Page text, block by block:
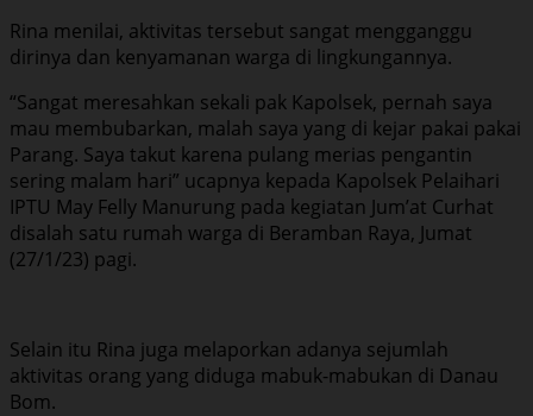
Rina menilai, aktivitas tersebut sangat mengganggu
dirinya dan kenyamanan warga di lingkungannya.
“Sangat meresahkan sekali pak Kapolsek, pernah saya
mau membubarkan, malah saya yang di kejar pakai pakai
Parang. Saya takut karena pulang merias pengantin
sering malam hari” ucapnya kepada Kapolsek Pelaihari
IPTU May Felly Manurung pada kegiatan Jum’at Curhat
disalah satu rumah warga di Beramban Raya, Jumat
(27/1/23) pagi.
Selain itu Rina juga melaporkan adanya sejumlah
aktivitas orang yang diduga mabuk-mabukan di Danau
Bom.